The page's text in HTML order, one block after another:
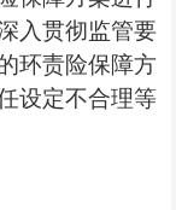
入贯彻监管要
环责险保障方
设定不合理等